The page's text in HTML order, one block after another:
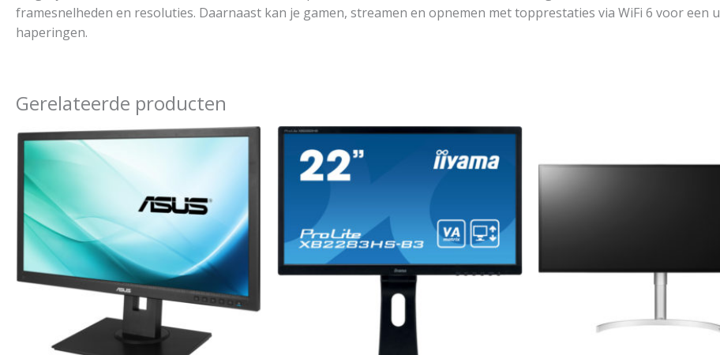
framesnelheden en resoluties. Daarnaast kan je gamen, streamen en opnemen met topprestaties via WiFi 6 voor
haperingen.
Gerelateerde producten